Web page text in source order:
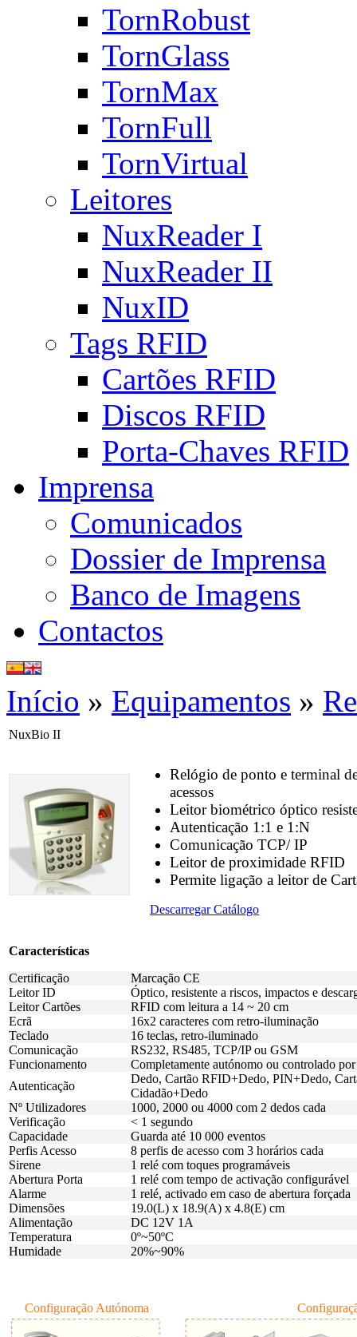
TornRobust
TornGlass
TornMax
TornFull
TornVirtual
Leitores
NuxReader I
NuxReader II
NuxID
Tags RFID
Cartões RFID
Discos RFID
Porta-Chaves RFID
Imprensa
Comunicados
Dossier de Imprensa
Banco de Imagens
Contactos
Início » Equipamentos »
NuxBio II
Relógio de ponto e terminal
acessos
Leitor biométrico óptico
Autenticação 1:1 e 1:N
Comunicação TCP/ IP
Leitor de proximidade RFID
Permite ligação a leitor de
Descarregar Catálogo
Características
Certificação
Marcação CE
Leitor ID
Óptico, resistente a riscos, impactos e
Leitor Cartões
RFID com leitura a 14 ~ 20 cm
Ecrã
16x2 caracteres com retro-iluminação
Teclado
16 teclas, retro-iluminado
Comunicação
RS232, RS485, TCP/IP ou GSM
Funcionamento
Completamente autónomo ou controlado
Autenticação
Dedo, Cartão RFID+Dedo, PIN+Dedo,
Cidadão+Dedo
Nº Utilizadores
1000, 2000 ou 4000 com 2 dedos cada
Verificação
< 1 segundo
Capacidade
Guarda até 10 000 eventos
Perfis Acesso
8 perfis de acesso com 3 horários cada
Sirene
1 relé com toques programáveis
Abertura Porta
1 relé com tempo de activação configurável
Alarme
1 relé, activado em caso de abertura forçada
Dimensões
19.0(L) x 18.9(A) x 4.8(E) cm
Alimentação
DC 12V 1A
Temperatura
0º~50ºC
Humidade
20%~90%
Configuração Autónoma